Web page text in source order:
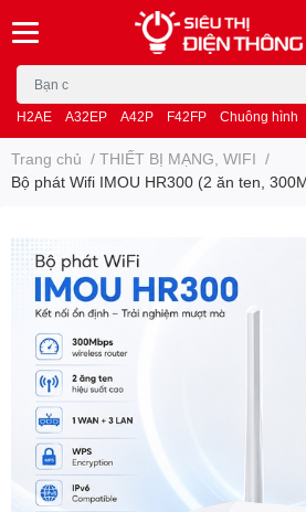
H2AE A32EP A42P F42FP Chuông hình
Trang chủ / THIẾT BỊ MẠNG, WIFI /
Bộ phát Wifi IMOU HR300 (2 ăn ten,